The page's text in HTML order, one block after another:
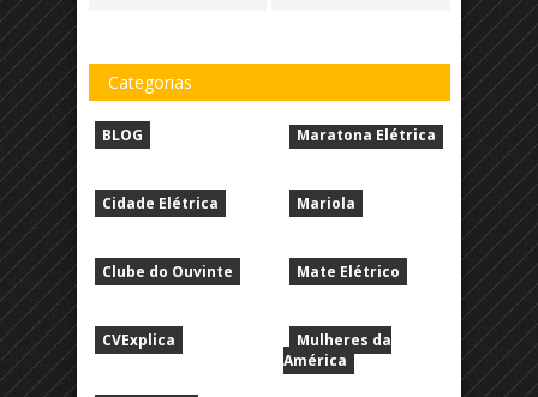
Categorias
BLOG
Cidade Elétrica
Clube do Ouvinte
CVExplica
Maratona Elétrica
Mariola
Mate Elétrico
Mulheres da
América